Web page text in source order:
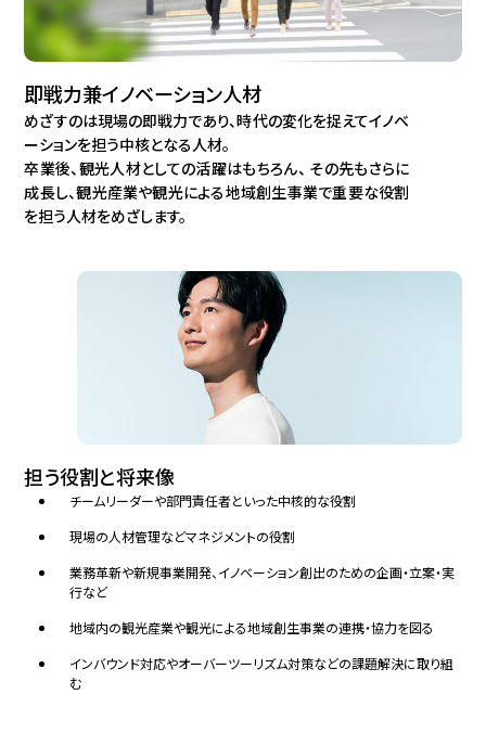
即戦力兼イノベーション人材
めざすのは現場の即戦力であり、時代の変化を捉えてイノベ
ーションを担う中核となる人材。
卒業後、観光人材としての活躍はもちろん、 その先もさらに
成長し、観光産業や観光による地域創生事業で重要な役割
を担う人材をめざします。
担う役割と将来像
チームリーダーや部門責任者といった中核的な役割
現場の人材管理などマネジメントの役割
業務革新や新規事業開発、イノベーション創出のための企画・立案・実
行など
地域内の観光産業や観光による地域創生事業の連携・協力を図る
インバウンド対応やオーバーツーリズム対策などの課題解決に取り組
む